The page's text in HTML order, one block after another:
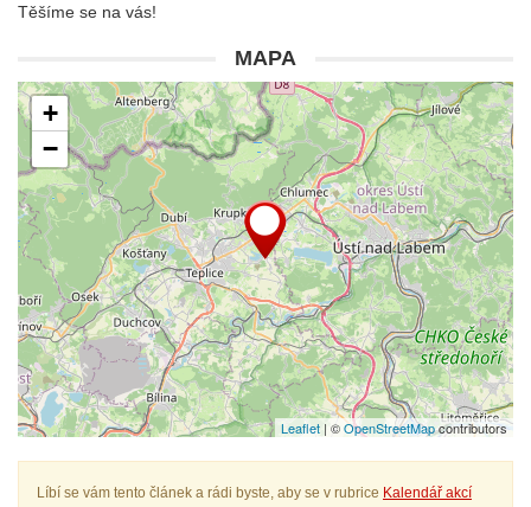
Těšíme se na vás!
MAPA
+
−
Leaflet | ©OpenStreetMapcontributors
Líbí se vám tento článek a rádi byste, aby se v rubrice Kalendář akcí